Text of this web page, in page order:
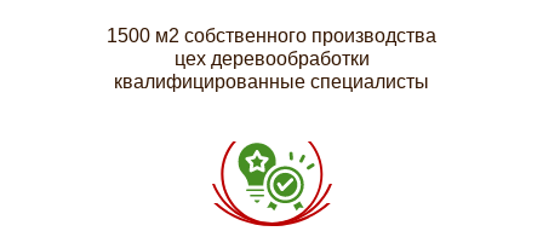
1500 м2 собственного производства
цех деревообработки
квалифицированные специалисты